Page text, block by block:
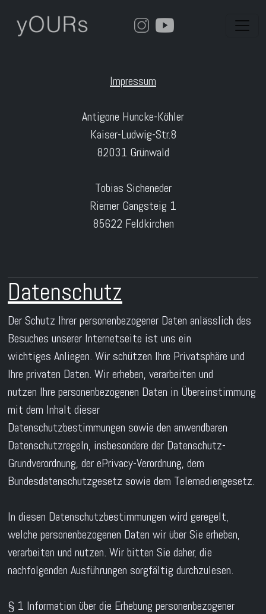
Impressum
Antigone Huncke-Köhler
Kaiser-Ludwig-Str.8
82031 Grünwald
Tobias Sicheneder
Riemer Gangsteig 1
85622 Feldkirchen
Datenschutz
Der Schutz Ihrer personenbezogener Daten anlässlich des
Besuches unserer Internetseite ist uns ein
wichtiges Anliegen. Wir schützen Ihre Privatsphäre und
Ihre privaten Daten. Wir erheben, verarbeiten und
nutzen Ihre personenbezogenen Daten in Übereinstimmung
mit dem Inhalt dieser
Datenschutzbestimmungen sowie den anwendbaren
Datenschutzregeln, insbesondere der Datenschutz-
Grundverordnung, der ePrivacy-Verordnung, dem
Bundesdatenschutzgesetz sowie dem Telemediengesetz.
In diesen Datenschutzbestimmungen wird geregelt,
welche personenbezogenen Daten wir über Sie erheben,
verarbeiten und nutzen. Wir bitten Sie daher, die
nachfolgenden Ausführungen sorgfältig durchzulesen.
§ 1 Information über die Erhebung personenbezogener